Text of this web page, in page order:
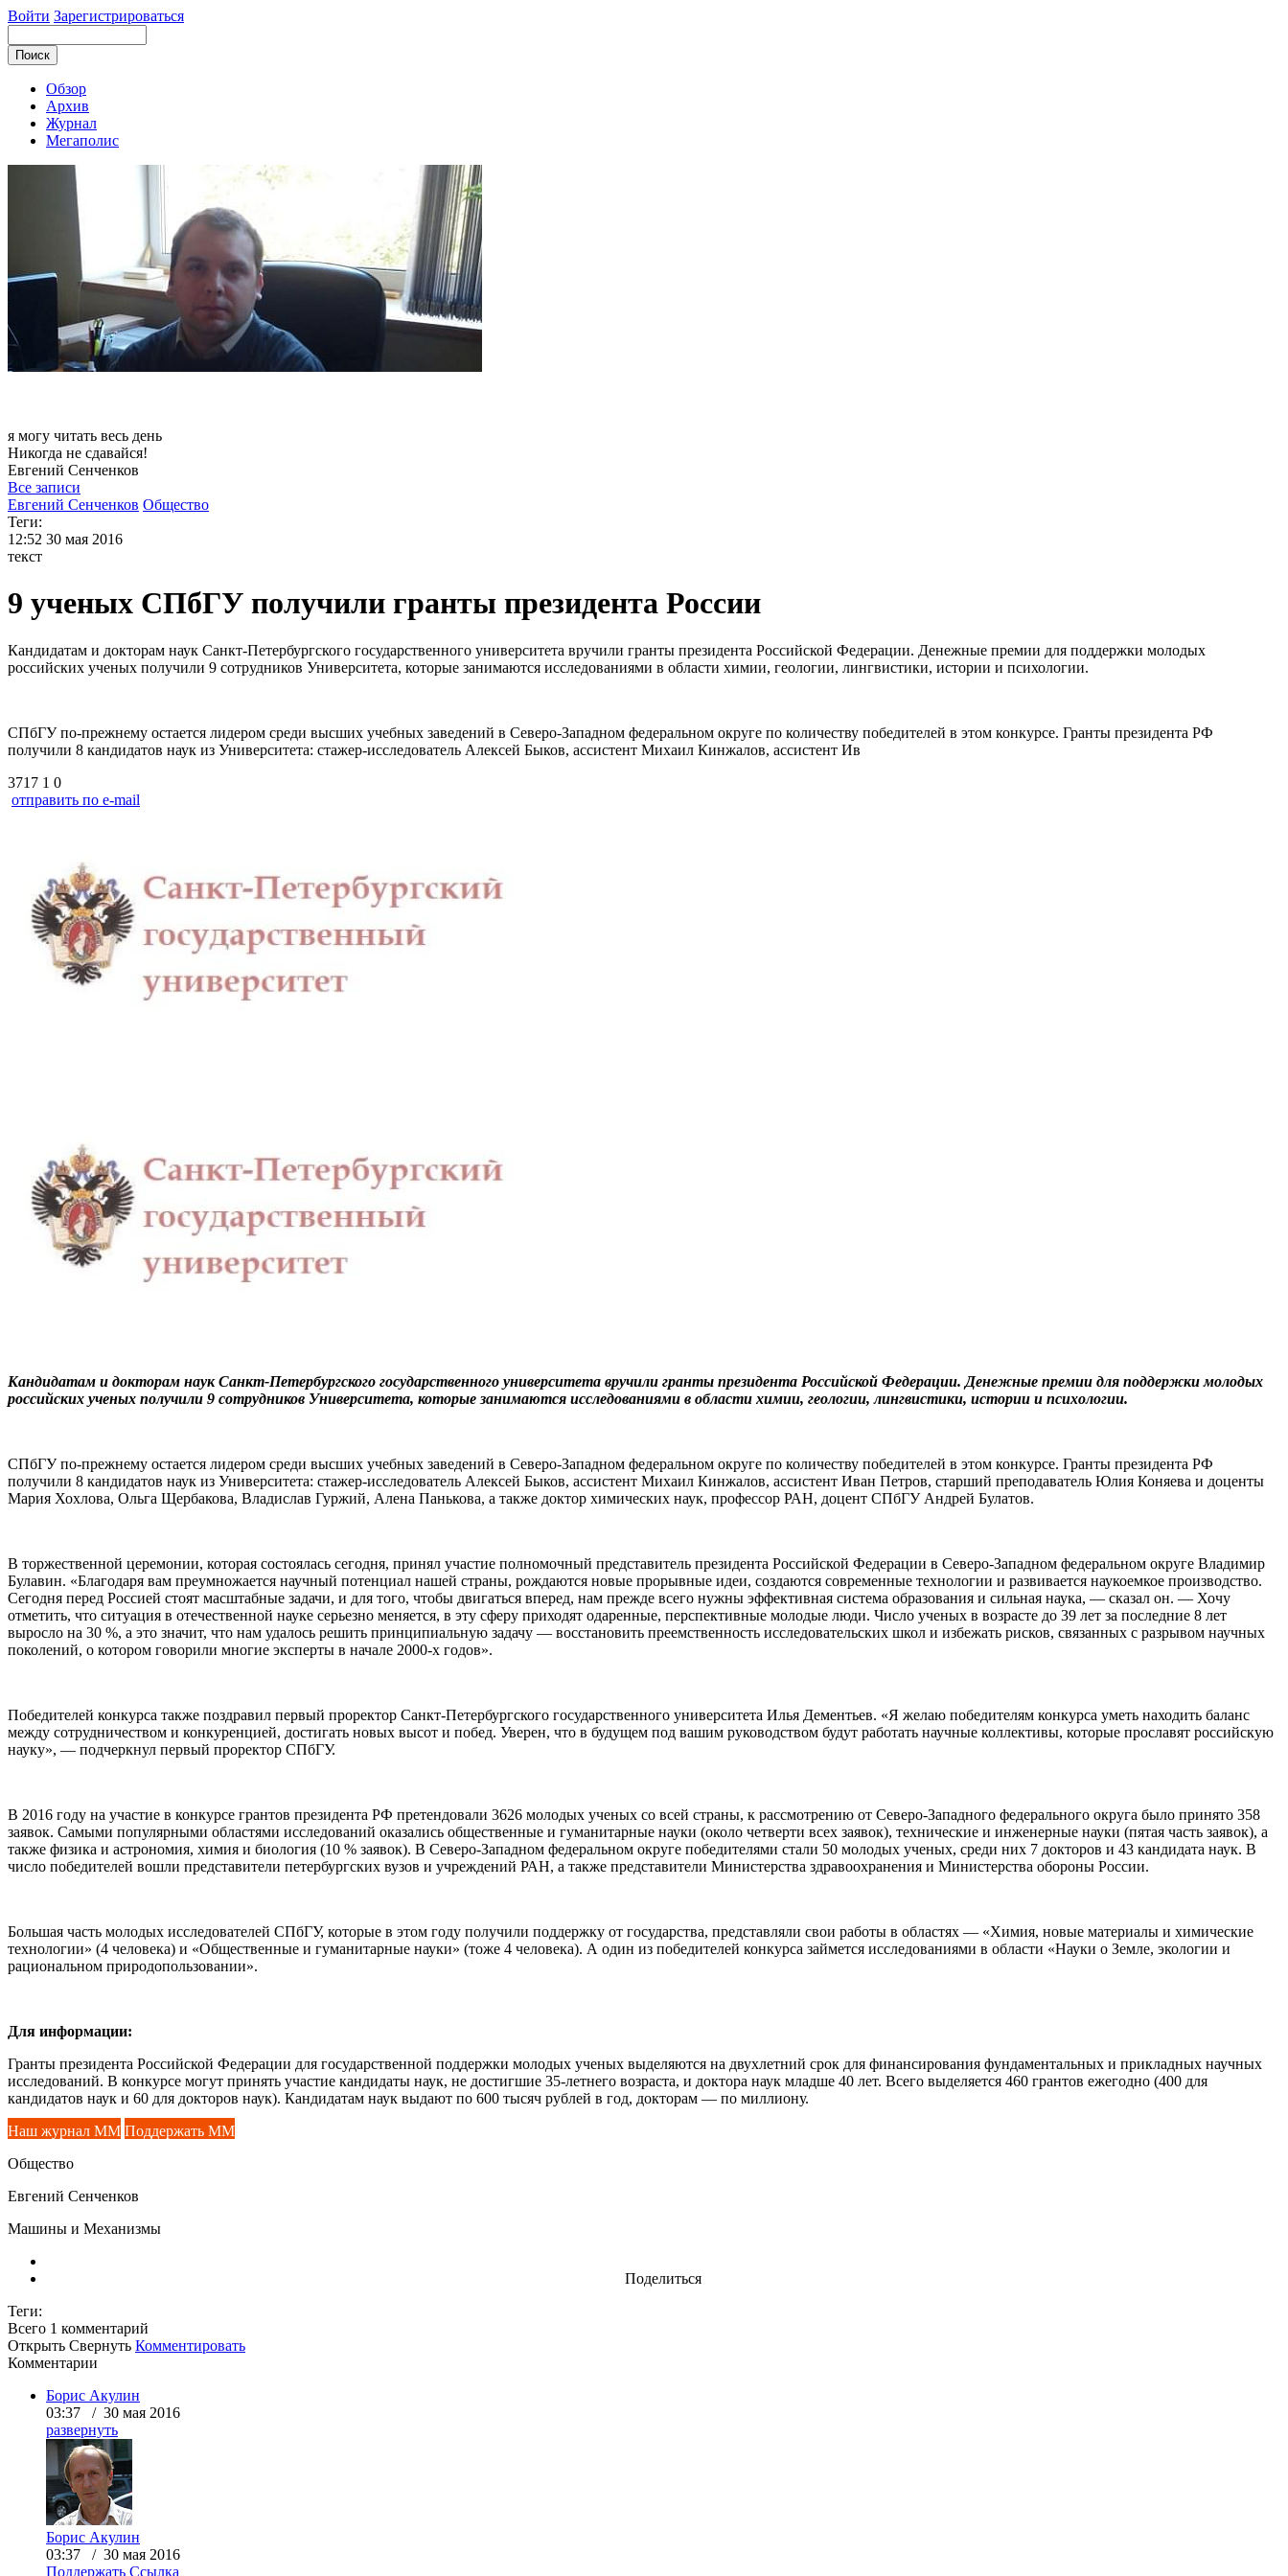
Войти Зарегистрироваться
Обзор
Архив
Журнал
Мегаполис
я могу читать весь день
Никогда не сдавайся!
Евгений Сенченков
Все записи
Евгений Сенченков Общество
Теги:
12:52 30 мая 2016
текст
9 ученых СПбГУ получили гранты президента России
Кандидатам и докторам наук Санкт-Петербургского государственного университета вручили гранты президента Российской Федерации. Денежные премии для поддержки молодых
российских ученых получили 9 сотрудников Университета, которые занимаются исследованиями в области химии, геологии, лингвистики, истории и психологии.
СПбГУ по-прежнему остается лидером среди высших учебных заведений в Северо-Западном федеральном округе по количеству победителей в этом конкурсе. Гранты президента РФ
получили 8 кандидатов наук из Университета: стажер-исследователь Алексей Быков, ассистент Михаил Кинжалов, ассистент Ив
3717 1 0
отправить по e-mail
Кандидатам и докторам наук Санкт-Петербургского государственного университета вручили гранты президента Российской Федерации. Денежные премии для поддержки молодых
российских ученых получили 9 сотрудников Университета, которые занимаются исследованиями в области химии, геологии, лингвистики, истории и психологии.
СПбГУ по-прежнему остается лидером среди высших учебных заведений в Северо-Западном федеральном округе по количеству победителей в этом конкурсе. Гранты президента РФ
получили 8 кандидатов наук из Университета: стажер-исследователь Алексей Быков, ассистент Михаил Кинжалов, ассистент Иван Петров, старший преподаватель Юлия Коняева и доценты
Мария Хохлова, Ольга Щербакова, Владислав Гуржий, Алена Панькова, а также доктор химических наук, профессор РАН, доцент СПбГУ Андрей Булатов.
В торжественной церемонии, которая состоялась сегодня, принял участие полномочный представитель президента Российской Федерации в Северо-Западном федеральном округе Владимир
Булавин. «Благодаря вам преумножается научный потенциал нашей страны, рождаются новые прорывные идеи, создаются современные технологии и развивается наукоемкое производство.
Сегодня перед Россией стоят масштабные задачи, и для того, чтобы двигаться вперед, нам прежде всего нужны эффективная система образования и сильная наука, — сказал он. — Хочу
отметить, что ситуация в отечественной науке серьезно меняется, в эту сферу приходят одаренные, перспективные молодые люди. Число ученых в возрасте до 39 лет за последние 8 лет
выросло на 30 %, а это значит, что нам удалось решить принципиальную задачу — восстановить преемственность исследовательских школ и избежать рисков, связанных с разрывом научных
поколений, о котором говорили многие эксперты в начале 2000-х годов».
Победителей конкурса также поздравил первый проректор Санкт-Петербургского государственного университета Илья Дементьев. «Я желаю победителям конкурса уметь находить баланс
между сотрудничеством и конкуренцией, достигать новых высот и побед. Уверен, что в будущем под вашим руководством будут работать научные коллективы, которые прославят российскую
науку», — подчеркнул первый проректор СПбГУ.
В 2016 году на участие в конкурсе грантов президента РФ претендовали 3626 молодых ученых со всей страны, к рассмотрению от Северо-Западного федерального округа было принято 358
заявок. Самыми популярными областями исследований оказались общественные и гуманитарные науки (около четверти всех заявок), технические и инженерные науки (пятая часть заявок), а
также физика и астрономия, химия и биология (10 % заявок). В Северо-Западном федеральном округе победителями стали 50 молодых ученых, среди них 7 докторов и 43 кандидата наук. В
число победителей вошли представители петербургских вузов и учреждений РАН, а также представители Министерства здравоохранения и Министерства обороны России.
Большая часть молодых исследователей СПбГУ, которые в этом году получили поддержку от государства, представляли свои работы в областях — «Химия, новые материалы и химические
технологии» (4 человека) и «Общественные и гуманитарные науки» (тоже 4 человека). А один из победителей конкурса займется исследованиями в области «Науки о Земле, экологии и
рациональном природопользовании».
Для информации:
Гранты президента Российской Федерации для государственной поддержки молодых ученых выделяются на двухлетний срок для финансирования фундаментальных и прикладных научных
исследований. В конкурсе могут принять участие кандидаты наук, не достигшие 35-летнего возраста, и доктора наук младше 40 лет. Всего выделяется 460 грантов ежегодно (400 для
кандидатов наук и 60 для докторов наук). Кандидатам наук выдают по 600 тысяч рублей в год, докторам — по миллиону.
Наш журнал ММ Поддержать ММ
Общество
Евгений Сенченков
Машины и Механизмы
Поделиться
Теги:
Всего 1 комментарий
Открыть Свернуть Комментировать
Комментарии
Борис Акулин
03:37 / 30 мая 2016
развернуть
Борис Акулин
03:37 / 30 мая 2016
Поддержать Ссылка